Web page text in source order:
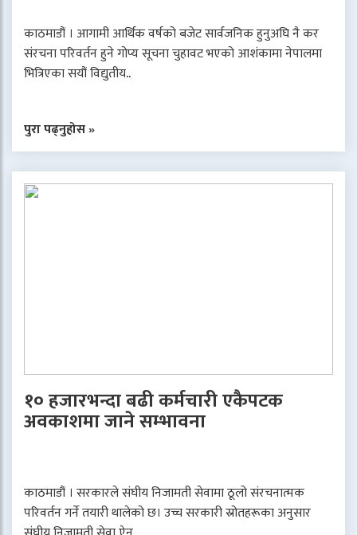
काठमाडौं । आगामी आर्थिक वर्षको बजेट सार्वजनिक हुनुअघि नै कर
संरचना परिवर्तन हुने गोप्य सूचना चुहावट भएको आशंकामा नेपालमा
भित्रिएका सयौं विद्युतीय..
पुरा पढ्नुहोस »
१० हजारभन्दा बढी कर्मचारी एकैपटक
अवकाशमा जाने सम्भावना
काठमाडौं । सरकारले संघीय निजामती सेवामा ठूलो संरचनात्मक
परिवर्तन गर्ने तयारी थालेको छ। उच्च सरकारी स्रोतहरूका अनुसार